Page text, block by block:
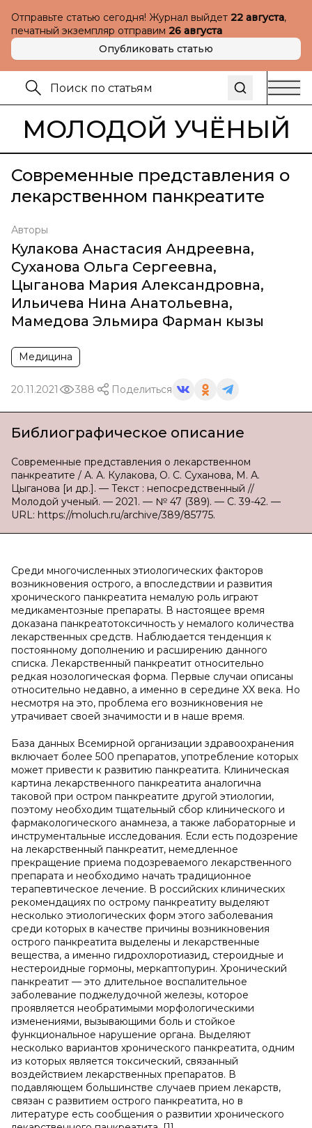
Отправьте статью сегодня! Журнал выйдет 22 августа,
печатный экземпляр отправим 26 августа
Опубликовать статью
МОЛОДОЙ УЧЁНЫЙ
Современные представления о
лекарственном панкреатите
Авторы
Кулакова Анастасия Андреевна,
Суханова Ольга Сергеевна,
Цыганова Мария Александровна,
Ильичева Нина Анатольевна,
Мамедова Эльмира Фарман кызы
Медицина
20.11.2021 388 Поделиться
Библиографическое описание
Современные представления о лекарственном
панкреатите / А. А. Кулакова, О. С. Суханова, М. А.
Цыганова [и др.]. — Текст : непосредственный //
Молодой ученый. — 2021. — № 47 (389). — С. 39-42. —
URL: https://moluch.ru/archive/389/85775.
Среди многочисленных этиологических факторов
возникновения острого, а впоследствии и развития
хронического панкреатита немалую роль играют
медикаментозные препараты. В настоящее время
доказана панкреатотоксичность у немалого количества
лекарственных средств. Наблюдается тенденция к
постоянному дополнению и расширению данного
списка. Лекарственный панкреатит относительно
редкая нозологическая форма. Первые случаи описаны
относительно недавно, а именно в середине XX века. Но
несмотря на это, проблема его возникновения не
утрачивает своей значимости и в наше время.
База данных Всемирной организации здравоохранения
включает более 500 препаратов, употребление которых
может привести к развитию панкреатита. Клиническая
картина лекарственного панкреатита аналогична
таковой при остром панкреатите другой этиологии,
поэтому необходим тщательный сбор клинического и
фармакологического анамнеза, а также лабораторные и
инструментальные исследования. Если есть подозрение
на лекарственный панкреатит, немедленное
прекращение приема подозреваемого лекарственного
препарата и необходимо начать традиционное
терапевтическое лечение. В российских клинических
рекомендациях по острому панкреатиту выделяют
несколько этиологических форм этого заболевания
среди которых в качестве причины возникновения
острого панкреатита выделены и лекарственные
вещества, а именно гидрохлоротиазид, стероидные и
нестероидные гормоны, меркаптопурин. Хронический
панкреатит — это длительное воспалительное
заболевание поджелудочной железы, которое
проявляется необратимыми морфологическими
изменениями, вызывающими боль и стойкое
функциональное нарушение органа. Выделяют
несколько вариантов хронического панкреатита, одним
из которых является токсический, связанный
воздействием лекарственных препаратов. В
подавляющем большинстве случаев прием лекарств,
связан с развитием острого панкреатита, но в
литературе есть сообщения о развитии хронического